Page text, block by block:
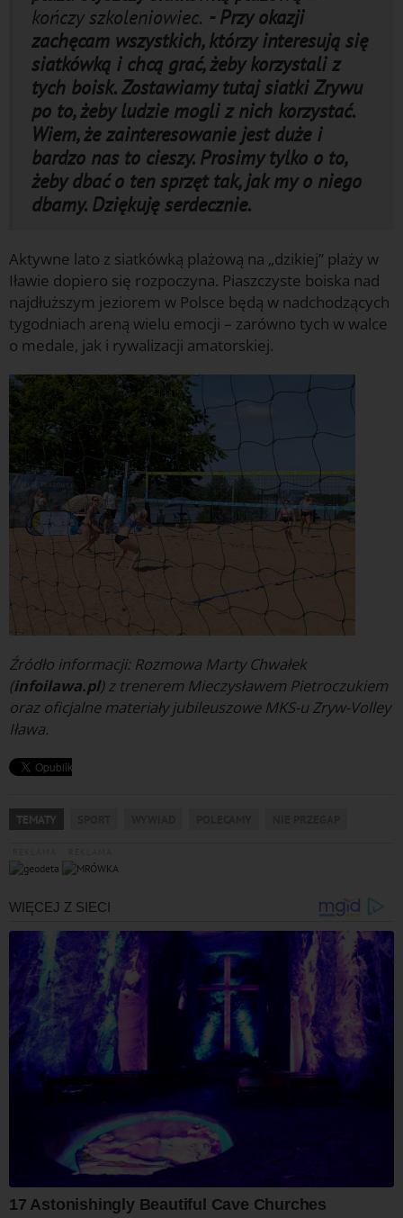
kończy szkoleniowiec. - Przy okazji
zachęcam wszystkich, którzy interesują się
siatkówką i chcą grać, żeby korzystali z
tych boisk. Zostawiamy tutaj siatki Zrywu
po to, żeby ludzie mogli z nich korzystać.
Wiem, że zainteresowanie jest duże i
bardzo nas to cieszy. Prosimy tylko o to,
żeby dbać o ten sprzęt tak, jak my o niego
dbamy. Dziękuję serdecznie.
Aktywne lato z siatkówką plażową na „dzikiej” plaży w
Iławie dopiero się rozpoczyna. Piaszczyste boiska nad
najdłuższym jeziorem w Polsce będą w nadchodzących
tygodniach areną wielu emocji – zarówno tych w walce
o medale, jak i rywalizacji amatorskiej.
Źródło informacji: Rozmowa Marty Chwałek
(infoilawa.pl) z trenerem Mieczysławem Pietroczukiem
oraz oficjalne materiały jubileuszowe MKS-u Zryw-Volley
Iława.
TEMATY